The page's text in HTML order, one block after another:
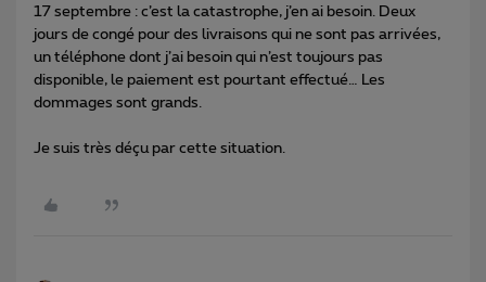
17 septembre : c’est la catastrophe, j’en ai besoin. Deux
jours de congé pour des livraisons qui ne sont pas arrivées,
un téléphone dont j’ai besoin qui n’est toujours pas
disponible, le paiement est pourtant effectué… Les
dommages sont grands.
Je suis très déçu par cette situation.